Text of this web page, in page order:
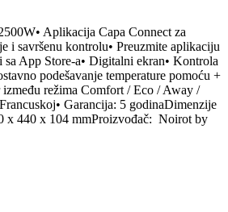
Aplikacija Capa Connect za
i savršenu kontrolu• Preuzmite aplikaciju
sa App Store-a• Digitalni ekran• Kontrola
podešavanje temperature pomoću +
režima Comfort / Eco / Away /
Garancija: 5 godinaDimenzije
x 440 x 104 mmProizvođač: Noirot by